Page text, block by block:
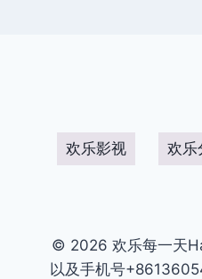
欢乐影视 欢乐
© 2026 欢乐每一天
以及手机号